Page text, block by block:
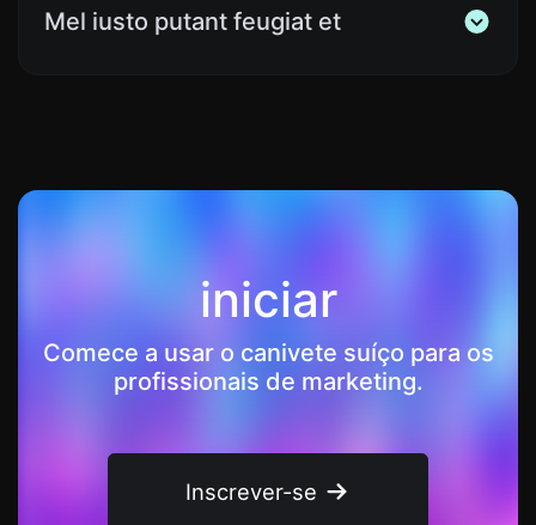
Mel iusto putant feugiat et
iniciar
Comece a usar o canivete suíço para os
profissionais de marketing.
Inscrever-se